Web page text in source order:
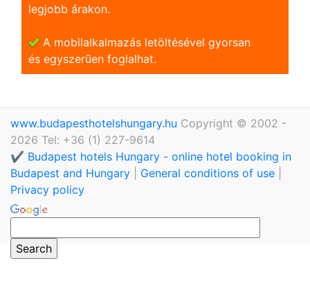
legjobb árakon.
A mobilalkalmazás letöltésével gyorsan
és egyszerũen foglalhat.
www.budapesthotelshungary.hu Copyright © 2002 -
2026 Tel: +36 (1) 227-9614
✔️ Budapest hotels Hungary - online hotel booking in
Budapest and Hungary
General conditions of use
Privacy policy